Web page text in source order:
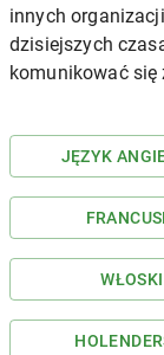
innych
dzisiejszych
komunikować się
JĘZYK
WŁOSKI